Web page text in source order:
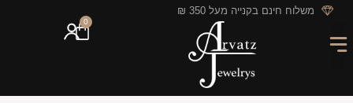
לתוכן משלוח חינם בקנייה מעל 350 ₪
0